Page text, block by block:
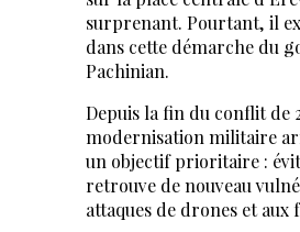
surprenant. Pourtant, il
dans cette démarche du
Pachinian.
Depuis la fin du conflit de
modernisation militaire
un objectif prioritaire :
retrouve de nouveau
attaques de drones et